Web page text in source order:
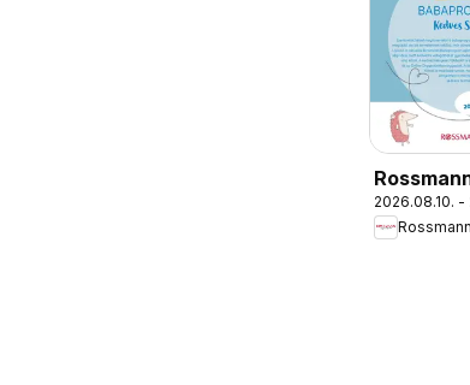
2026.08.10. -
Rossmann